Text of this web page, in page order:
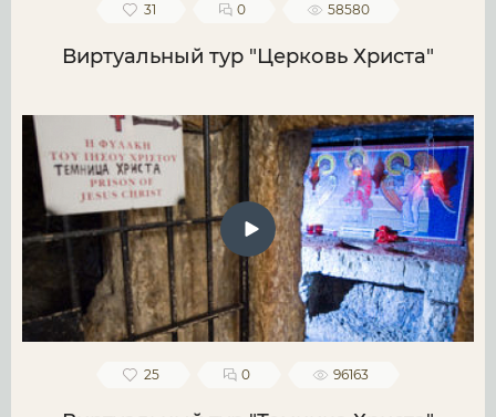
31 0 58580
Виртуальный тур "Церковь Христа"
25 0 96163